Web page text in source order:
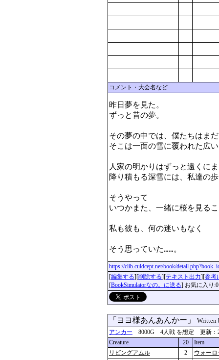
コメント・大会名など
昨日夢を見た。
ずっと昔の夢。
その夢の中では、僕たちはま
そこは一面の雪に覆われた広
人家の明かりはずっと遠くに
降り積もる深雪には、私達の
そうやって
いつかまた、一緒に桜を見る
私も彼も、何の迷いもなく
https://clib.culdcept.net/book/
[編集する][削除する][テキスト出力][参考
[BookSimulatorなの。に送る] お気に入り:0
「ヨヨ様あんあんかー」 Written
アンカー 8000G 4人戦 を想定 更新：
Creature
20
Item
リビングアムル
2
ウォー